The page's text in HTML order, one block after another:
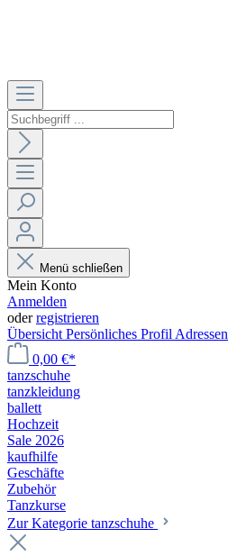
Menü schließen
Mein Konto
Anmelden
oderregistrieren
Übersicht Persönliches Profil Adressen
0,00 €*
tanzschuhe
tanzkleidung
ballett
Hochzeit
Sale 2026
kaufhilfe
Geschäfte
Zubehör
Tanzkurse
Zur Kategorie tanzschuhe